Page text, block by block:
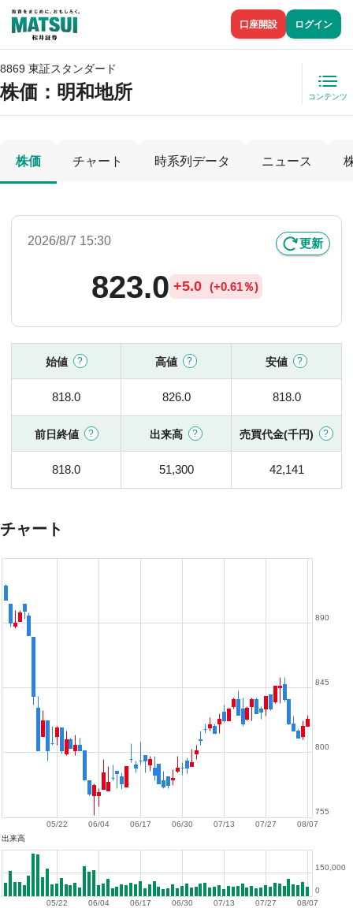
口座開設 ログイン
8869 東証スタンダード
株価 ：明和地所 コンテンツ
株価 チャート 時系列データ ニュース
2026/8/7 15:30 更新
823.0 +5.0 (+0.61％)
始値 高値 安値
818.0 826.0 818.0
前日終値 出来高 売買代金(千円)
818.0 51,300 42,141
チャート
08/07
07/27
07/13
06/30
06/17
06/04
05/22
755
800
845
890
出来高
08/07
07/27
07/13
06/30
06/17
06/04
05/22
0
150,000